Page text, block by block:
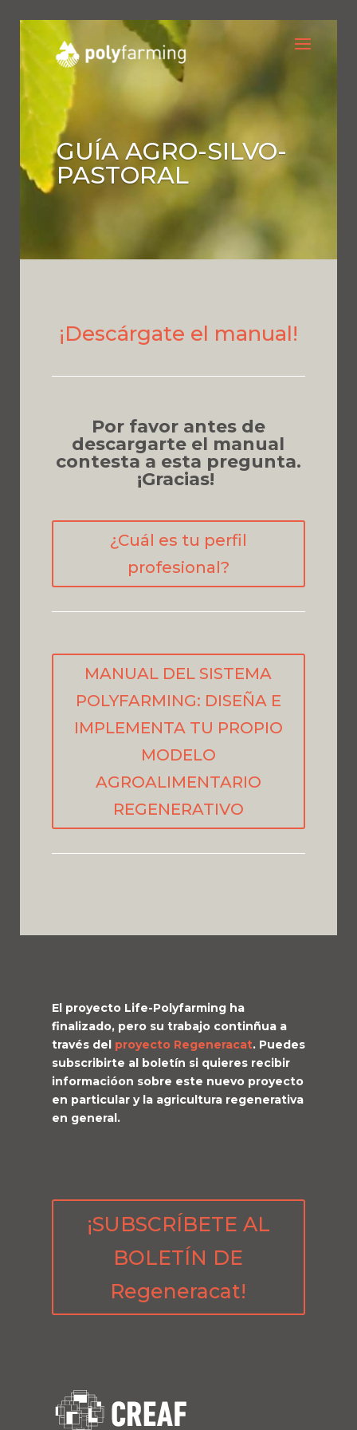
GUÍA AGRO-SILVO-
PASTORAL
¡Descárgate el manual!
Por favor antes de
descargarte el manual
contesta a esta pregunta.
¡Gracias!
¿Cuál es tu perfil
profesional?
MANUAL DEL SISTEMA
POLYFARMING: DISEÑA E
IMPLEMENTA TU PROPIO
MODELO
AGROALIMENTARIO
REGENERATIVO
El proyecto Life-Polyfarming ha
finalizado, pero su trabajo continñua a
través del proyecto Regeneracat. Puedes
subscribirte al boletín si quieres recibir
informacióon sobre este nuevo proyecto
en particular y la agricultura regenerativa
en general.
¡SUBSCRÍBETE AL
BOLETÍN DE
Regeneracat!